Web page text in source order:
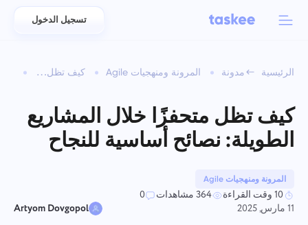
العربية
Azərbaycan
日本語
تسجيل الدخول
الرئيسية مدونة المرونة ومنهجيات Agile كيف تظل متحفزًا خلال المشاريع الطويلة: نصائح أساسية للنجاح
كيف تظل متحفزًا خلال المشاريع
الطويلة: نصائح أساسية للنجاح
المرونة ومنهجيات Agile
10 وقت القراءة 364 مشاهدات
0
11 مارس, 2025
Artyom Dovgopol
ميزات Taskee
تعرّف على 7 المزيد من الميزات الملهمة
تتبع الوقت
للفرق
الصناعات
نوع الشركة